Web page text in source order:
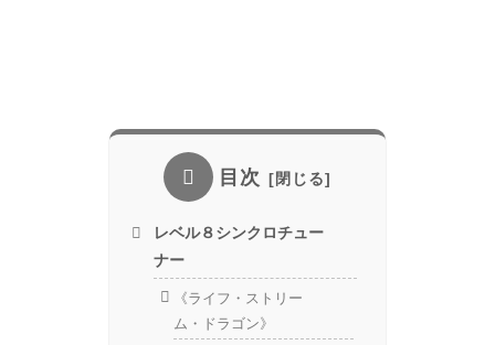
目次
レベル８シンクロチュー
ナー
《ライフ・ストリー
ム・ドラゴン》